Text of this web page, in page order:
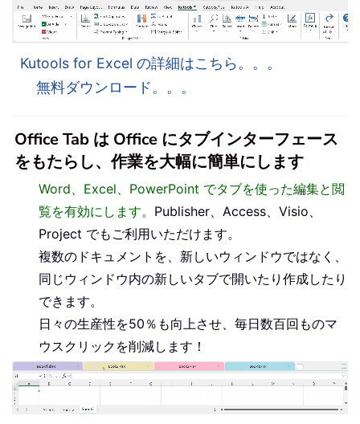
Kutools for Excel の詳細はこちら。。。
無料ダウンロード。。。
Office Tab は Office にタブインターフェース
をもたらし、作業を大幅に簡単にします
Word、Excel、PowerPoint でタブを使った編集と閲
覧を有効にします。 Publisher、Access、Visio、
Project でもご利用いただけます。
複数のドキュメントを、新しいウィンドウではなく、
同じウィンドウ内の新しいタブで開いたり作成したり
できます。
日々の生産性を50％も向上させ、毎日数百回ものマ
ウスクリックを削減します！